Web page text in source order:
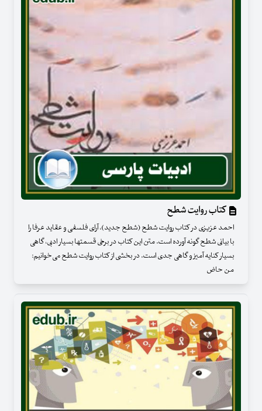
کتاب روایت شطح
احمد عزیزی در کتاب روایت شطح (شطح جدید)، آرای فلسفی و عقاید عرفا را
با بیانی شطح‎ گونه آورده است‎. متن این کتاب در برخی قسمت‎ها بسیار ادبی‎، گاهی
بسیار کنایه‎ آمیز و گاهی جدی است. در بخشی از کتاب روایت شطح می‌خوانیم:
من حاض